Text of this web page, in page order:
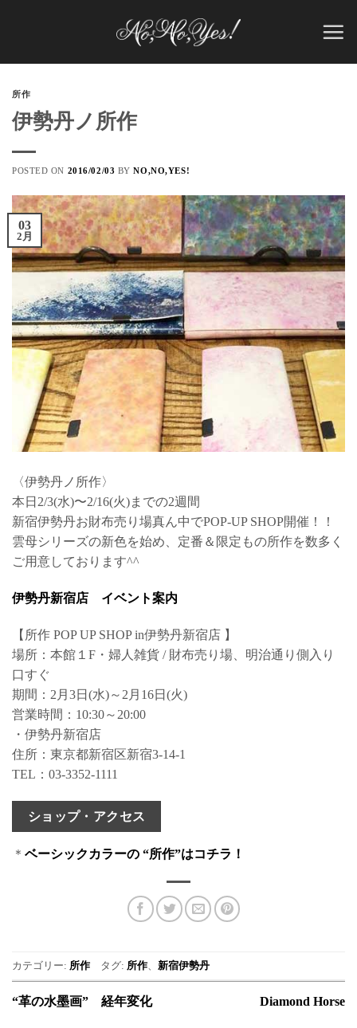
所作
伊勢丹ノ所作
POSTED ON 2016/02/03 BYNO,NO,YES!
03
2月
〈伊勢丹ノ所作〉
本日2/3(水)〜2/16(火)までの2週間
新宿伊勢丹お財布売り場真ん中でPOP-UP SHOP開催！！
雲母シリーズの新色を始め、定番＆限定もの所作を数多く
ご用意しております^^
伊勢丹新宿店 イベント案内
【所作 POP UP SHOP in伊勢丹新宿店 】
場所：本館１F・婦人雑貨 / 財布売り場、明治通り側入り
口すぐ
期間：2月3日(水)～2月16日(火)
営業時間：10:30～20:00
・伊勢丹新宿店
住所：東京都新宿区新宿3-14-1
TEL：03-3352-1111
ショップ・アクセス
＊ ベーシックカラーの “所作”はコチラ！
カテゴリー: 所作 タグ: 所作 新宿伊勢丹
“革の水墨画” 経年変化 Diamond Horse